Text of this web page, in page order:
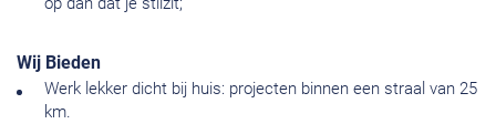
Wij Bieden
Werk lekker dicht bij huis: projecten binnen een straal van 25
km.